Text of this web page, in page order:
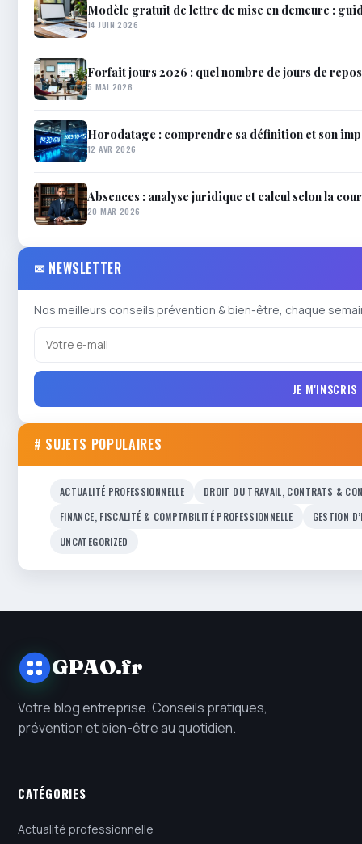
Modèle gratuit de lettre de mise en demeure :
14 JUIN 2026
Forfait jours 2026 : quel nombre de jours de
5 MAI 2026
Horodatage : comprendre sa définition et son
12 AVR 2026
Absences : analyse juridique et calcul selon la
20 MAR 2026
✉ NEWSLETTER
Nos meilleurs conseils prévention & bien-être, chaque
JE M'INSCRIS
# SUJETS POPULAIRES
ACTUALITÉ PROFESSIONNELLE
DROIT DU TRAVAIL, CONTRATS &
FINANCE, FISCALITÉ & COMPTABILITÉ PROFESSIONNELLE
GESTION
UNCATEGORIZED
GPAO.fr
Votre blog entreprise. Conseils pratiques,
prévention et bien-être au quotidien.
CATÉGORIES
Actualité professionnelle